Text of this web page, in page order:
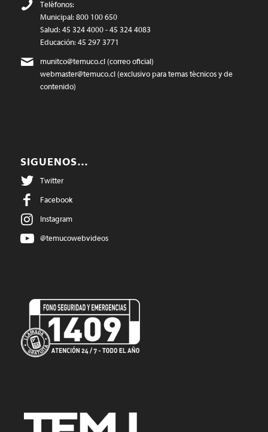
Teléfonos:
Municipal: 800 100 650
Salud: 45 324 4000 - 45 324 4083
Educación: 45 297 3771
munitco@temuco.cl(correo oficial)
webmaster@temuco.cl(exclusivo para temas técnicos y de
contenido)
SIGUENOS…
Twitter
Facebook
Instagram
@temucowebvideos